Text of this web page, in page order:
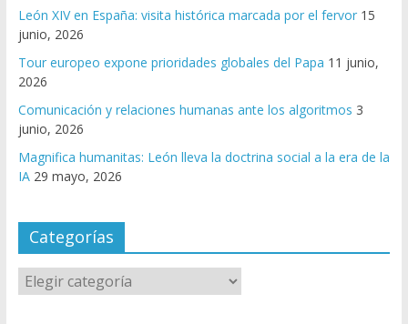
León XIV en España: visita histórica marcada por el fervor 15
junio, 2026
Tour europeo expone prioridades globales del Papa 11 junio,
2026
Comunicación y relaciones humanas ante los algoritmos 3
junio, 2026
Magnifica humanitas: León lleva la doctrina social a la era de la
IA 29 mayo, 2026
Categorías